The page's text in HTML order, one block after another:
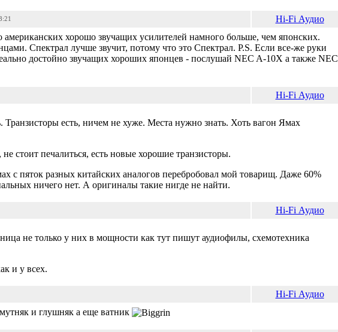
Hi-Fi Аудио
хорошо звучащих усилителей намного больше, чем японских.
Спектрал лучше звучит, потому что это Спектрал. P.S. Если все-же руки
достойно звучащих хороших японцев - послушай NEC A-10X а также NEC
Hi-Fi Аудио
Транзисторы есть, ничем не хуже. Места нужно знать. Хоть вагон Ямах
стоит печалиться, есть новые хорошие транзисторы.
с пяток разных китайских аналогов перебробовал мой товарищ. Даже 60%
ничего нет. А оригиналы такие нигде не найти.
Hi-Fi Аудио
не только у них в мощности как тут пишут аудиофилы, схемотехника
и у всех.
Hi-Fi Аудио
и глушняк а еще ватник